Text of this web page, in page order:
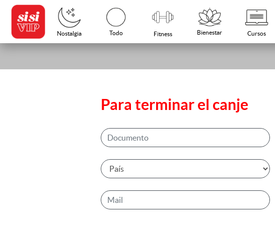
Nostalgia Todo Fitness Bienestar Cursos
Para terminar el canje